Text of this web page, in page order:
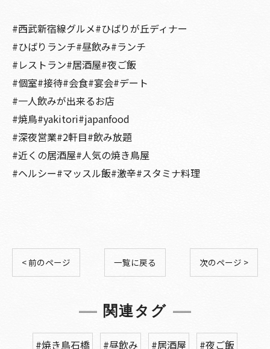
#西武新宿線グルメ#ひばりが丘ディナー
#ひばりランチ#昼飲み#ランチ
#レストラン#居酒屋#夜ご飯
#個室#接待#会食#宴会#デート
#一人飲みが出来るお店
#焼鳥#yakitori#japanfood
#深夜営業#2軒目#飲み放題
#近くの居酒屋#人気の焼き鳥屋
#ヘルシー#マッスル飯#激辛#スタミナ料理
< 前のページ 一覧に戻る 次のページ >
関連タグ
#焼き鳥石橋 #昼飲み #居酒屋 #夜ご飯